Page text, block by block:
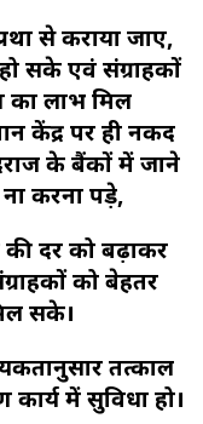
से कराया जाए,
सके एवं संग्राहकों
का लाभ मिल
केंद्र पर ही नकद
के बैंकों में जाने
करना पड़े,
की दर को बढ़ाकर
को बेहतर
सके।
तत्काल
में सुविधा हो।